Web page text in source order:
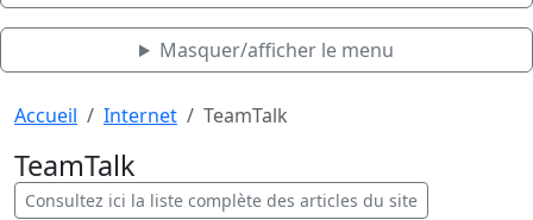
Masquer/afficher le menu
Aller au contenu principal
Accueil Internet TeamTalk
TeamTalk
Consultez ici la liste complète des articles du site